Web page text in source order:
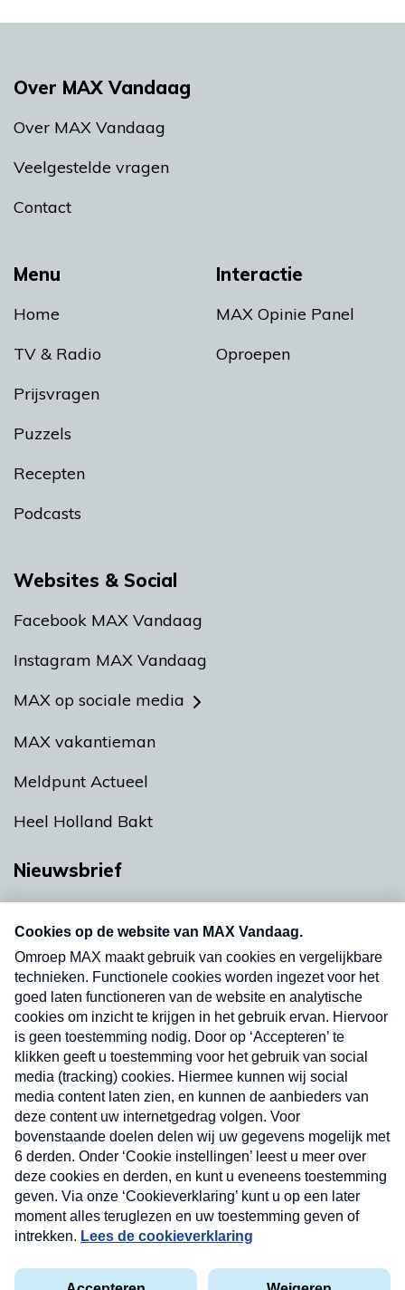
Menu
Home
TV & Radio
Prijsvragen
Puzzels
Recepten
Podcasts
Interactie
MAX Opinie Panel
Oproepen
Over MAX Vandaag
Over MAX Vandaag
Veelgestelde vragen
Contact
Websites & Social
Facebook MAX Vandaag
Instagram MAX Vandaag
MAX op sociale media
MAX vakantieman
Meldpunt Actueel
Heel Holland Bakt
Nieuwsbrief
nieuwsbrief. Elke vrijdag- en dinsdagochtend in
uw mailbox.
Verzend
Privacyverklaring
Cookieverklaring
Nieuwsbrief
Neem hier een gratis abonnement op onze
nieuwsbrief. Elke vrijdag- en dinsdagochtend in uw